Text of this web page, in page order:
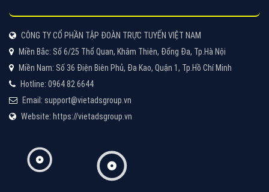
CÔNG TY CỔ PHẦN TẬP ĐOÀN TRỰC TUYẾN VIỆT NAM
Miền Bắc: Số 6/25 Thổ Quan, Khâm Thiên, Đống Đa, Tp.Hà Nội
Miền Nam: Số 36 Điện Biên Phủ, Đa Kao, Quận 1, Tp.Hồ Chí Minh
Hotline: 0964 82 6644
Email: support@vietadsgroup.vn
Website: https://vietadsgroup.vn